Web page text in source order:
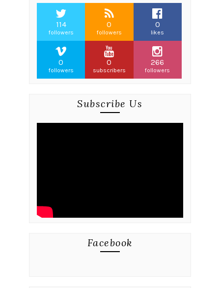
114
followers
0
followers
0
likes
0
followers
0
subscribers
266
followers
Subscribe Us
Facebook